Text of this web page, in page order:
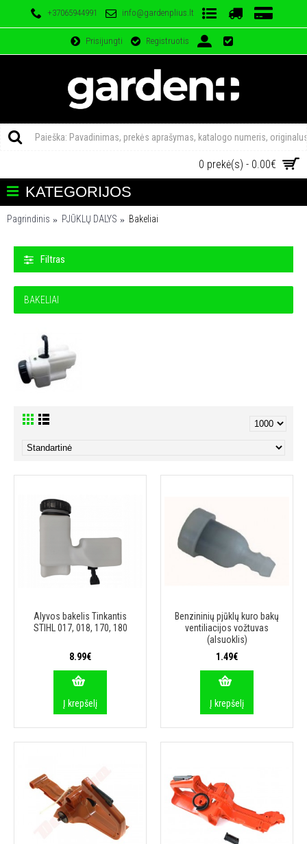
+37065944991 info@gardenplius.lt
Prisijungti Registruotis
0 prekė(s) - 0.00€
KATEGORIJOS
Pagrindinis PJŪKLŲ DALYS Bakeliai
Filtras
BAKELIAI
Alyvos bakelis Tinkantis
STIHL 017, 018, 170, 180
8.99€
Į krepšelį
Benzininių pjūklų kuro bakų
ventiliacijos vožtuvas
(alsuoklis)
1.49€
Į krepšelį